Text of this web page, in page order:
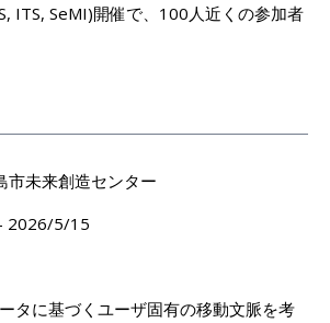
ITS, SeMI)開催で、100人近くの参加者
市未来創造センター
2026/5/15
タに基づくユーザ固有の移動文脈を考